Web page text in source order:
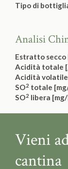
Tipo di
Analisi
Estratto secco
Acidità totale
Acidità
SO2 totale
SO2 libera
Vieni
cantina